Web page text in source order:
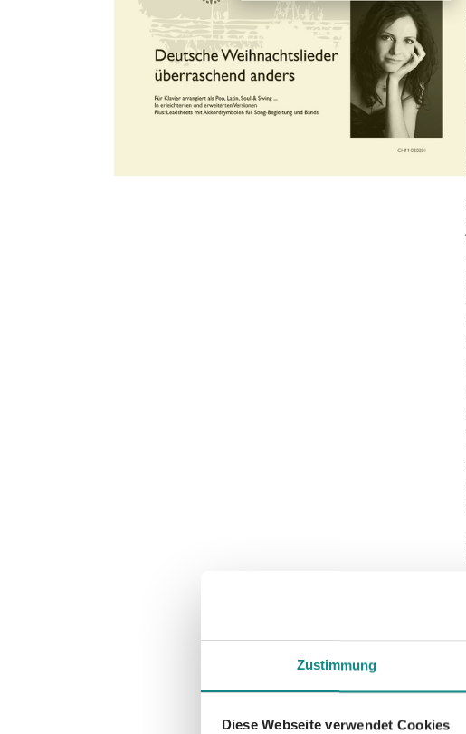
Zustimmung
Diese Webseite verwendet Cookies